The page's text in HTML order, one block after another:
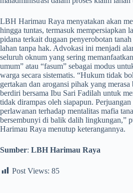
​LBH Harimau Raya menyatakan akan
hingga tuntas, termasuk mempersiapkan
pidana terkait dugaan penyerobotan tanah
lahan tanpa hak. Advokasi ini menjadi
seluruh oknum yang sering
umum” atau “fasum” sebagai modus
warga secara sistematis. “Hukum tidak
gertakan dan arogansi pihak yang
berdiri bersama Ibu Sari Fadilah untuk
tidak dirampas oleh siapapun.
perlawanan terhadap mentalitas mafia
bersembunyi di balik dalih lingkungan,”
Harimau Raya menutup keterangannya.
Sumber: LBH Harimau Raya
Post Views: 85